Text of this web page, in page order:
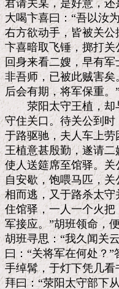
君请关某，是好意，
大喝卞喜曰：“吾以汝
右方欲动手，皆被关
卞喜暗取飞锤，掷打
回身来看二嫂，早有
非吾师，已被此贼害
后会有期，将军保重
荥阳太守王植，却与
守住关口。待关公到
于路驱驰，夫人车上
王植意甚殷勤，遂请
使人送筵席至馆驿。
自安歇，饱喂马匹，
相而逃，又于路杀太
住馆驿，一人一个火
军接应。”胡班领命，
胡班寻思：“我久闻关
曰：“关将军在何处？
手绰髯，于灯下凭几
拜曰：“荥阳太守部下